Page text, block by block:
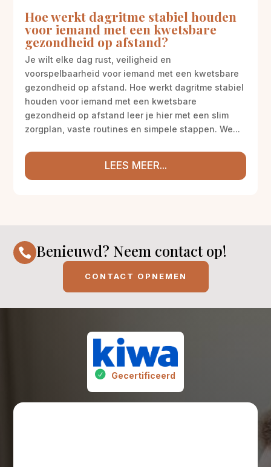
Hoe werkt dagritme stabiel houden
voor iemand met een kwetsbare
gezondheid op afstand?
Je wilt elke dag rust, veiligheid en
voorspelbaarheid voor iemand met een kwetsbare
gezondheid op afstand. Hoe werkt dagritme stabiel
houden voor iemand met een kwetsbare
gezondheid op afstand leer je hier met een slim
zorgplan, vaste routines en simpele stappen. We...
LEES MEER...
 Benieuwd? Neem contact op!
CONTACT OPNEMEN
Gecertificeerd